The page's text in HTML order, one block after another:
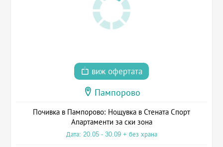
виж офертата
Пампорово
Почивка в Пампорово: Нощувка в Стената Спорт
Апартаменти за ски зона
Дата: 20.05 - 30.09 + без храна